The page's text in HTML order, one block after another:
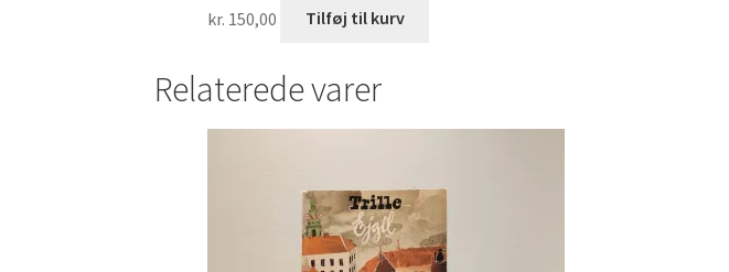
kr. 150,00 Tilføj til kurv
Relaterede varer